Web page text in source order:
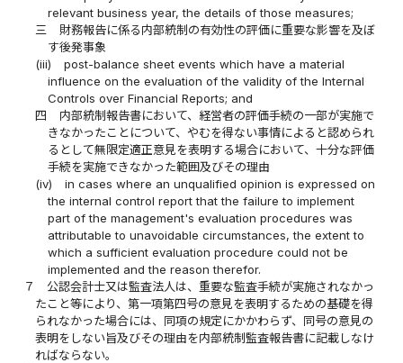
relevant business year, the details of those measures;
三
財務報告に係る内部統制の有効性の評価に重要な影響を及ぼ
す後発事象
(iii)
post-balance sheet events which have a material
influence on the evaluation of the validity of the Internal
Controls over Financial Reports; and
四
内部統制報告書において、経営者の評価手続の一部が実施で
きなかったことについて、やむを得ない事情によると認められ
るとして無限定適正意見を表明する場合において、十分な評価
手続を実施できなかった範囲及びその理由
(iv)
in cases where an unqualified opinion is expressed on
the internal control report that the failure to implement
part of the management's evaluation procedures was
attributable to unavoidable circumstances, the extent to
which a sufficient evaluation procedure could not be
implemented and the reason therefor.
７
公認会計士又は監査法人は、重要な監査手続が実施されなかっ
たこと等により、第一項第四号の意見を表明するための基礎を得
られなかった場合には、同項の規定にかかわらず、同号の意見の
表明をしない旨及びその理由を内部統制監査報告書に記載しなけ
ればならない。